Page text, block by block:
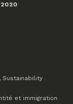
Sustainability
et immigration